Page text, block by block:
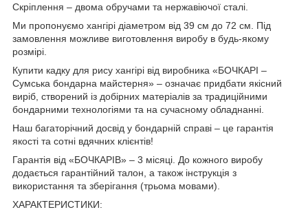
Скріплення – двома обручами та нержавіючої сталі.
Ми пропонуємо хангірі діаметром від 39 см до 72 см. Під
замовлення можливе виготовлення виробу в будь-якому
розмірі.
Купити кадку для рису хангірі від виробника «БОЧКАРІ –
Сумська бондарна майстерня» – означає придбати якісний
виріб, створений із добірних матеріалів за традиційними
бондарними технологіями та на сучасному обладнанні.
Наш багаторічний досвід у бондарній справі – це гарантія
якості та сотні вдячних клієнтів!
Гарантія від «БОЧКАРІВ» – 3 місяці. До кожного виробу
додається гарантійний талон, а також інструкція з
використання та зберігання (трьома мовами).
ХАРАКТЕРИСТИКИ: